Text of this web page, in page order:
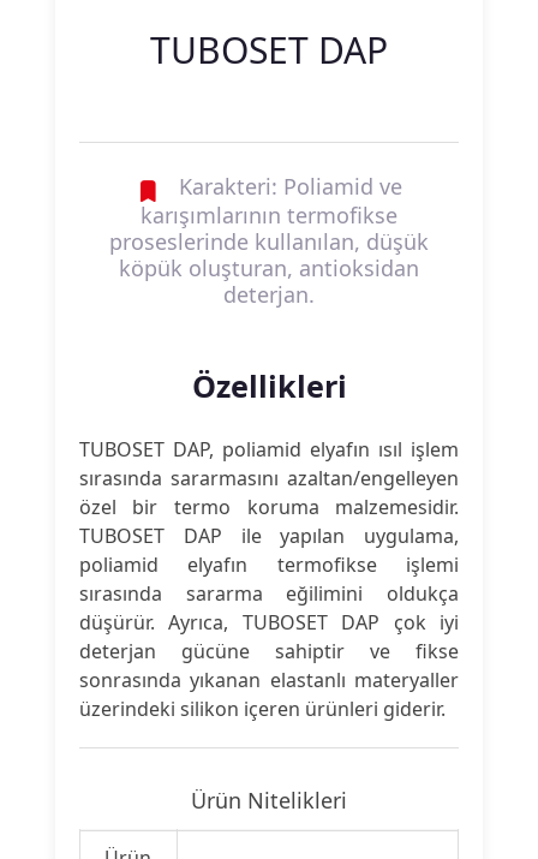
TUBOSET DAP
Karakteri: Poliamid ve
karışımlarının termofikse
proseslerinde kullanılan, düşük
köpük oluşturan, antioksidan
deterjan.
Özellikleri
TUBOSET DAP, poliamid elyafın ısıl işlem
sırasında sararmasını azaltan/engelleyen
özel bir termo koruma malzemesidir.
TUBOSET DAP ile yapılan uygulama,
poliamid elyafın termofikse işlemi
sırasında sararma eğilimini oldukça
düşürür. Ayrıca, TUBOSET DAP çok iyi
deterjan gücüne sahiptir ve fikse
sonrasında yıkanan elastanlı materyaller
üzerindeki silikon içeren ürünleri giderir.
Ürün Nitelikleri